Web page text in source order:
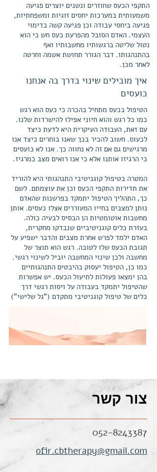
התקפי הכעס שחוזרים ונשנים יוצרים פגיעה
משמעותית במערכות יחסים זוגיות ומשפחתיות,
פגיעה ביחסי עבודה וכן פגיעה קשה בדימוי
העצמי. האדם הסובל מהפרעת כעס חש כי הוא
נטול שליטה ברגשותיו מחשבותיו ואף
בהתנהגותו. דבר הגורר תחושת אשמה וחרטה
לאחר מכן.
איך מובילים שינוי בדרך בה אנחנו
כועסים
הטיפול בכעס מתחיל בהכרה כי כעס הוא רגש
כמו כל רגש והוא חיוני אפילו להישרדות שלנו.
עם זאת, העבודה העיקרית היא לדעת כיצד
לכעוס. חשוב להכיר בכך שאנו בוחרים כיצד אנו
מרגישים גם אם זה לא נחווה כך. אנו לא כועסים
כי הרגיזו אותנו אלא כי אנו רואים מצב כמרגיז.
המטרה בטיפול קוגניטיבי התנהגותי היא להוריד
את תדירות התקפי הכעס וכן את עוצמתם. לשם
כך, התהליך הטיפול יתמקד בפרשנות שהאדם
נותן למצבים בחייו המעוררים אצלו כעסים. אותן
מחשבות אוטומטיות הן הבסיס לבעיה כולה.
בעזרת כלים קוגניטיביים שנבדקו מחקרית,
האדם ילמד לפרש אחרת מצבים והדבר ישפיע על
תגובת הכעס שלו לטובה. רגש הוא תוצר של
מחשבה ולכן שינוי המחשבה יוביל לשינוי רגשי.
כמו כן, הטיפול יעסוק בהיבטים התנהגותיים
בהן ימצאו פעולות לתיעול הכעס. יש אפשרות
שהטיפול יתמקד בעבודה על ויסות רגשי דרך
כלים של טיפול קוגניטיבי מתקדם ("גל שלישי")
צור קשר
052-8243387
ofir.cbtherapy@gmail.com